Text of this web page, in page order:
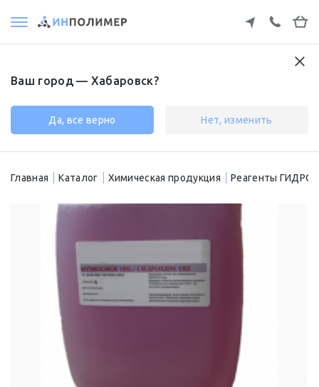
Ваш город — Хабаровск?
Да, все верно Нет, изменить
Главная Каталог Химическая продукция Реагенты